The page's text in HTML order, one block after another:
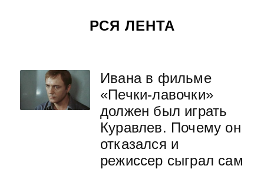
РСЯ ЛЕНТА
Ивана в фильме
«Печки-лавочки»
должен был играть
Куравлев. Почему он
отказался и
режиссер сыграл сам